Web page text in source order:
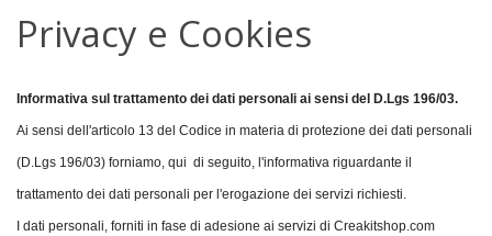
Privacy e Cookies
Informativa sul trattamento dei dati personali ai sensi del D.Lgs 196/03.
Ai sensi dell'articolo 13 del Codice in materia di protezione dei dati personali
(D.Lgs 196/03) forniamo, qui di seguito, l'informativa riguardante il
trattamento dei dati personali per l'erogazione dei servizi richiesti.
I dati personali, forniti in fase di adesione ai servizi di Creakitshop.com